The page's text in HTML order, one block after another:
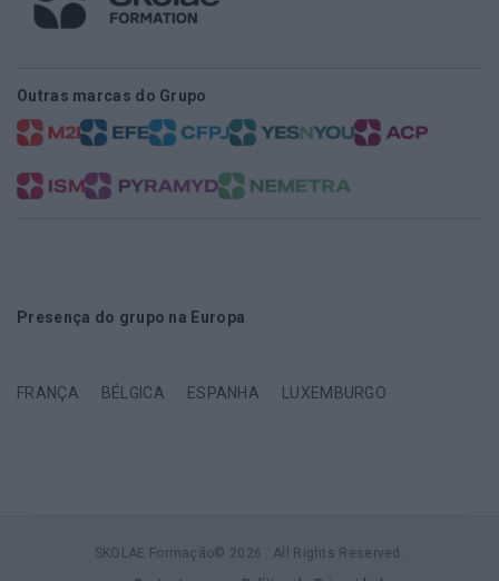
Outras marcas do Grupo
Presença do grupo na Europa
FRANÇA BÉLGICA ESPANHA LUXEMBURGO
SKOLAE Formação© 2026 . All Rights Reserved.